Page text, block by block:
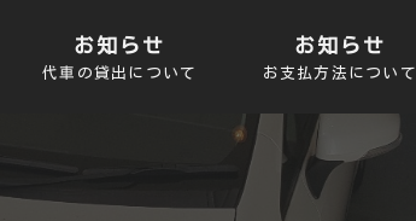
お知らせ
代車の貸出について
お知らせ
お支払方法について